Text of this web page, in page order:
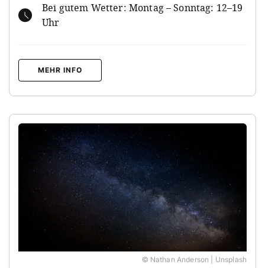
Bei gutem Wetter: Montag – Sonntag: 12–19
Uhr
MEHR INFO
© Nathan Anderson | Unsplash